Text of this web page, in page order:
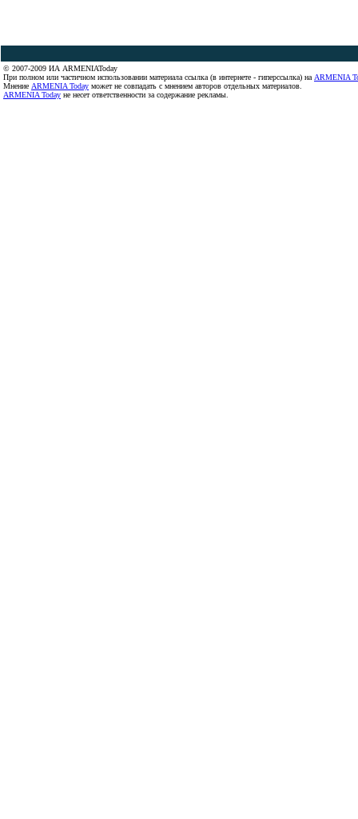
© 2007-2009 ИА ARMENIAToday
При полном или частичном использовании материала ссылка (в интернете - гиперссылка) на ARMENIA
Мнение ARMENIA Today может не совпадать с мнением авторов отдельных материалов.
ARMENIA Today не несет ответственности за содержание рекламы.